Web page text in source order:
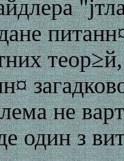
не
один з